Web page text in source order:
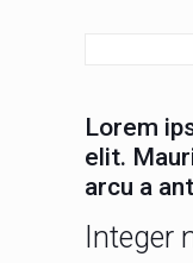
Lorem
elit.
arcu a
Integer